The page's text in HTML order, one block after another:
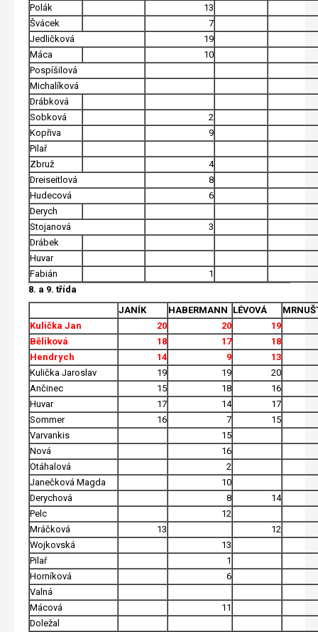
Polák
13
Švácek
7
Jedličková
19
Máca
10
Pospíšilová
Michalíková
Drábková
Sobková
2
Kopřiva
9
Pilař
Zbruž
4
Dreiseitlová
8
Hudecová
6
Derych
Stojanová
3
Drábek
Huvar
Fabián
1
8. a 9. třída
JANÍK
HABERMANN LÉVOVÁ
Kulička Jan
20 20
19
Bělíková
18 17
18
Hendrych
14 9
13
Kulička Jaroslav
19 19
20
Ančinec
15 18
16
Huvar
17 14
17
Sommer
16 7
15
Varvankis
15
Nová
16
Otáhalová
2
Janečková Magda
10
Derychová
8
14
Pelc
12
Mráčková
13
12
Wojkovská
13
Pilař
1
Horníková
6
Valná
Mácová
11
Doležal